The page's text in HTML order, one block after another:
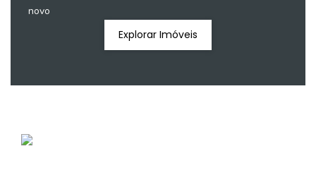
novo
Explorar Imóveis